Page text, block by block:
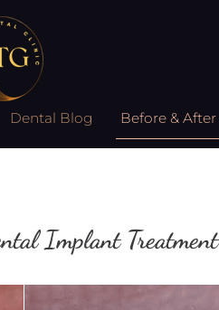
Dental Blog Before & After
Implant Treatment